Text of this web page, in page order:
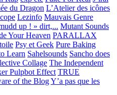
du Dragon L’Atelier des icônes
Lezinfo Mauvais Genre
up ! » dirt,... Mutant Sounds
Your Heaven PARALLAX
Psy et Geek Pure Baking
Learn Sahelsounds Sancho does
Collage The Independent
Pulpbot Effect TRUE
of the BlogY’a pas que les